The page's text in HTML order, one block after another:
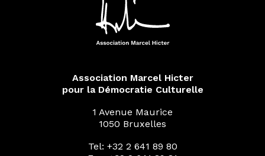
Association Marcel Hicter
pour la Démocratie Culturelle
1 Avenue Maurice
1050 Bruxelles
Tel: +32 2 641 89 80